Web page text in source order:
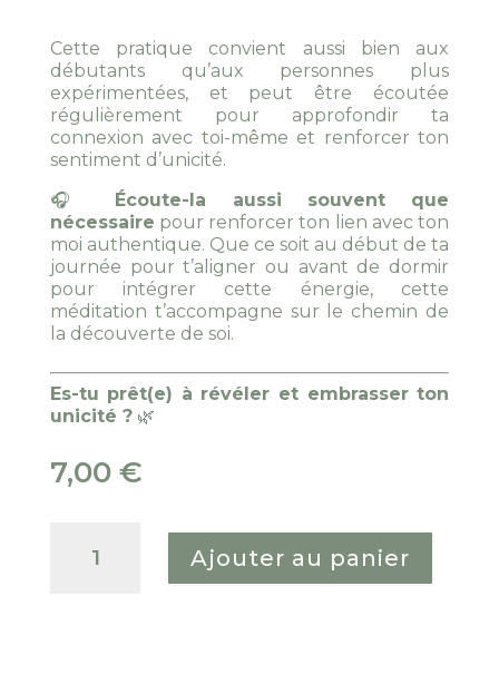
Cette pratique convient aussi bien aux
débutants qu’aux personnes plus
expérimentées, et peut être écoutée
régulièrement pour approfondir ta
connexion avec toi-même et renforcer ton
sentiment d’unicité.
🎧 Écoute-la aussi souvent que
nécessaire pour renforcer ton lien avec ton
moi authentique. Que ce soit au début de ta
journée pour t’aligner ou avant de dormir
pour intégrer cette énergie, cette
méditation t’accompagne sur le chemin de
la découverte de soi.
Es-tu prêt(e) à révéler et embrasser ton
unicité ?🌿
7,00 €
Ajouter au panier